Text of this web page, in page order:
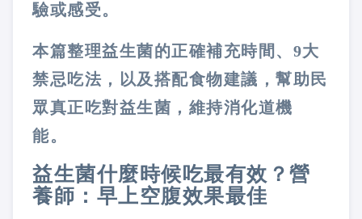
驗或感受。
本篇整理益生菌的正確補充時間、9大
禁忌吃法，以及搭配食物建議，幫助民
眾真正吃對益生菌，維持消化道機
能。
益生菌什麼時候吃最有效？營
養師：早上空腹效果最佳